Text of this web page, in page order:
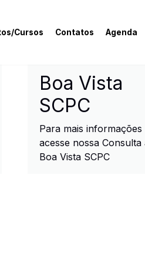
Cursos Contatos Agenda
de
Boa Vista
SCPC
Para mais informações
acesse nossa Consulta
Boa Vista SCPC